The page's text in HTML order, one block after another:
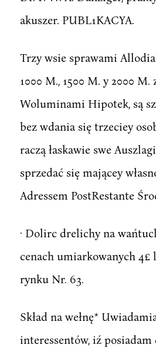
akuszer. PUBL1KACYA.
Trzy wsie sprawami
1000 M., 1500 M. y 2000 M.
Woluminami Hipotek, są
bez wdania się trzeciey
raczą łaskawie swe
sprzedać się mającey
Adressem PostRestante
· Dolirc drelichy na
cenach umiarkowanych 4£
rynku Nr. 63.
Skład na wełnę*
interessentów, iź posiadam